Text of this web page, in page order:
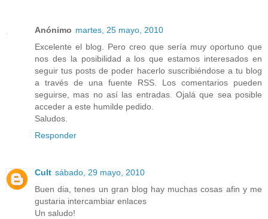
Anónimo martes, 25 mayo, 2010
Excelente el blog. Pero creo que sería muy oportuno que
nos des la posibilidad a los que estamos interesados en
seguir tus posts de poder hacerlo suscribiéndose a tu blog
a través de una fuente RSS. Los comentarios pueden
seguirse, mas no así las entradas. Ojalá que sea posible
acceder a este humilde pedido.
Saludos.
Responder
Cult sábado, 29 mayo, 2010
Buen dia, tenes un gran blog hay muchas cosas afin y me
gustaria intercambiar enlaces
Un saludo!